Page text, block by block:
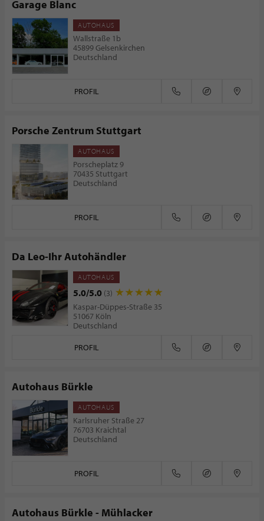
Garage Blanc
AUTOHAUS
Wallstraße 1b
45899 Gelsenkirchen
Deutschland
PROFIL
Porsche Zentrum Stuttgart
AUTOHAUS
Porscheplatz 9
70435 Stuttgart
Deutschland
PROFIL
Da Leo-Ihr Autohändler
AUTOHAUS
5.0/5.0 (3)
Kaspar-Düppes-Straße 35
51067 Köln
Deutschland
PROFIL
Autohaus Bürkle
AUTOHAUS
Karlsruher Straße 27
76703 Kraichtal
Deutschland
PROFIL
Autohaus Bürkle - Mühlacker